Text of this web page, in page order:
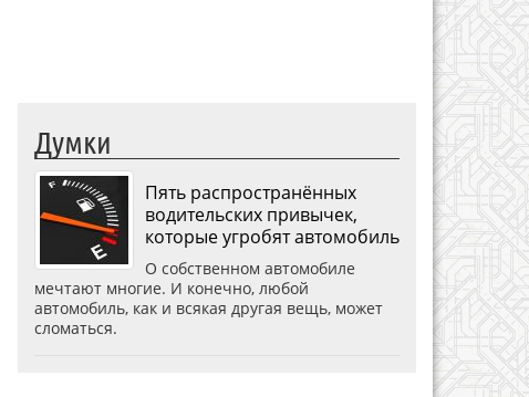
Думки
Пять распространённых
водительских привычек,
которые угробят автомобиль
О собственном автомобиле
мечтают многие. И конечно, любой
автомобиль, как и всякая другая вещь, может
сломаться.